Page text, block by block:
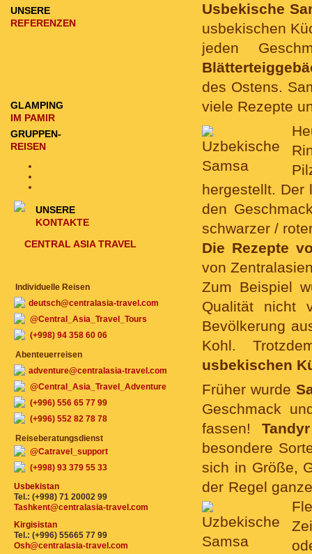
Usbekische
usbekischen
jeden
des Ostens.
viele Rezepte
hergestellt. Der
den
schwarzer /
Die Rezepte
von
Zum Beispiel
Qualität nicht
Bevölkerung
Kohl.
usbekischen
Früher wurde
Geschmack
fassen! Tandyr
besondere
sich in Größe,
der Regel
UNSERE
REFERENZEN
GLAMPING
IM PAMIR
GRUPPEN-
REISEN
UNSERE
KONTAKTE
CENTRAL ASIA TRAVEL
Individuelle Reisen
deutsch@centralasia-travel.com
@Central_Asia_Travel_Tours
(+998) 94 358 60 06
Abenteuerreisen
adventure@centralasia-travel.com
@Central_Asia_Travel_Adventure
(+996) 556 65 77 99
(+996) 552 82 78 78
Reiseberatungsdienst
@Catravel_support
(+998) 93 379 55 33
Usbekistan
Tel.: (+998) 71 20002 99
Tashkent@centralasia-travel.com
Kirgisistan
Tel.: (+996) 55665 77 99
Osh@centralasia-travel.com